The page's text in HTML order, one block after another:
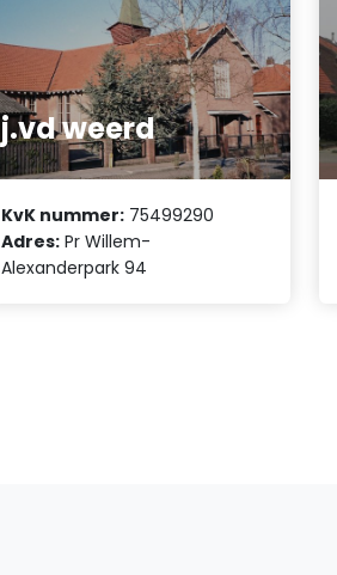
j.vd weerd
KvK nummer: 75499290
Adres: Pr Willem-
Alexanderpark 94